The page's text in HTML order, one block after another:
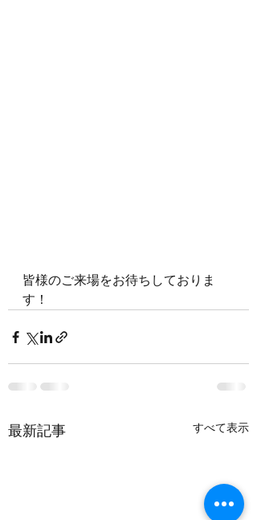
皆様のご来場をお待ちしておりま
す！
最新記事 すべて表示